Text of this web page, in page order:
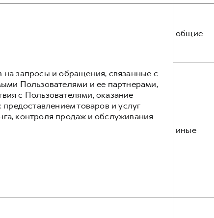
запросы и обращения, связанные с
Пользователями и ее партнерами,
с Пользователями, оказание
товаров и услуг
контроля продаж и обслуживания
общие
иные